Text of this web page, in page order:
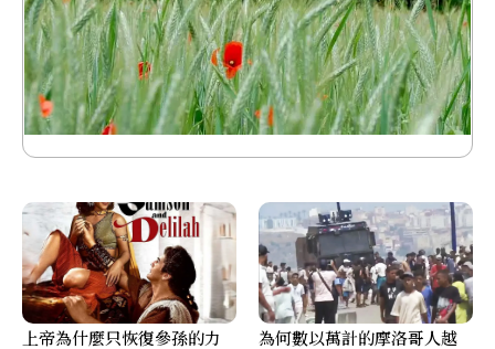
上帝為什麼只恢復參孫的力 為何數以萬計的摩洛哥人越